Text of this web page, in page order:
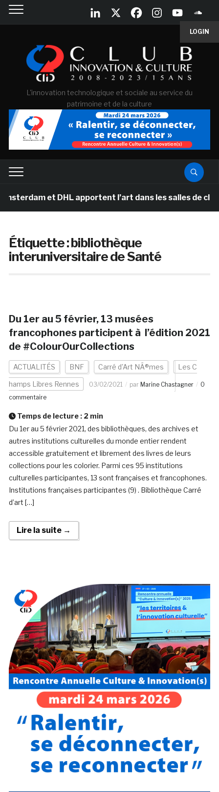
LOGIN
L'innovation technologique et sociale au service du
patrimoine et de la culture
et DHL apportent l’art dans les salles de
Étiquette :bibliothèque
interuniversitaire de Santé
Du 1er au 5 février, 13 musées
francophones participent à l’édition 2021
de #ColourOurCollections
ACTUALITÉS BNF Carré d'Art NÃ®mes Les C
hamps Libres Rennes 03/02/2021 par Marine Chastagner
0
commentaire
Temps de lecture : 2 min
Du 1er au 5 février 2021, des bibliothèques, des archives et
autres institutions culturelles du monde entier rendent
accessible gratuitement et librement des livres de leurs
collections pour les colorier. Parmi ces 95 institutions
culturelles participantes, 13 sont françaises et francophones.
Institutions françaises participantes (9) . Bibliothèque Carré
d’art […]
Lire la suite →